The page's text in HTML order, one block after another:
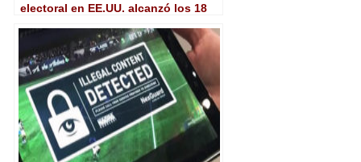
electoral en EE.UU. alcanzó los 18